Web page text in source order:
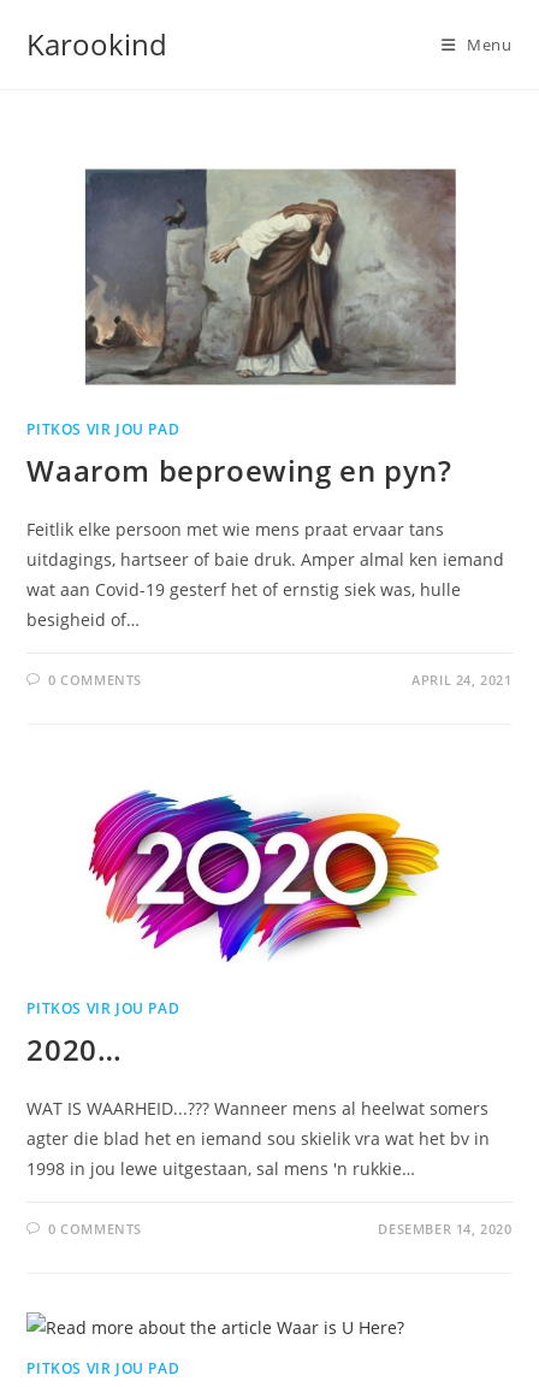
Karookind Menu
PITKOS VIR JOU PAD
Waarom beproewing en pyn?
Feitlik elke persoon met wie mens praat ervaar tans
uitdagings, hartseer of baie druk. Amper almal ken iemand
wat aan Covid-19 gesterf het of ernstig siek was, hulle
besigheid of…
0 COMMENTS APRIL 24, 2021
PITKOS VIR JOU PAD
2020…
WAT IS WAARHEID...??? Wanneer mens al heelwat somers
agter die blad het en iemand sou skielik vra wat het bv in
1998 in jou lewe uitgestaan, sal mens 'n rukkie…
0 COMMENTS DESEMBER 14, 2020
PITKOS VIR JOU PAD